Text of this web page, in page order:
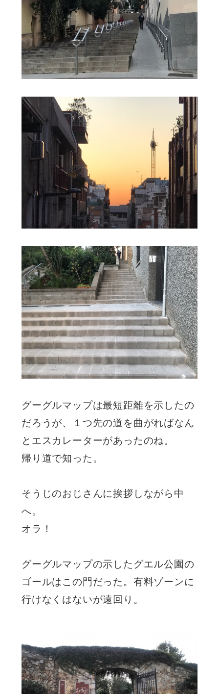
グーグルマップは最短距離を示したの
だろうが、１つ先の道を曲がればなん
とエスカレーターがあったのね。
帰り道で知った。
そうじのおじさんに挨拶しながら中
へ。
オラ！
グーグルマップの示したグエル公園の
ゴールはこの門だった。有料ゾーンに
行けなくはないが遠回り。